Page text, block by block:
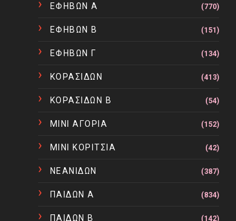
ΕΦΗΒΩΝ Α (770)
ΕΦΗΒΩΝ Β (151)
ΕΦΗΒΩΝ Γ (134)
ΚΟΡΑΣΙΔΩΝ (413)
ΚΟΡΑΣΙΔΩΝ Β (54)
ΜΙΝΙ ΑΓΟΡΙΑ (152)
ΜΙΝΙ ΚΟΡΙΤΣΙΑ (42)
ΝΕΑΝΙΔΩΝ (387)
ΠΑΙΔΩΝ Α (834)
ΠΑΙΔΩΝ Β (142)